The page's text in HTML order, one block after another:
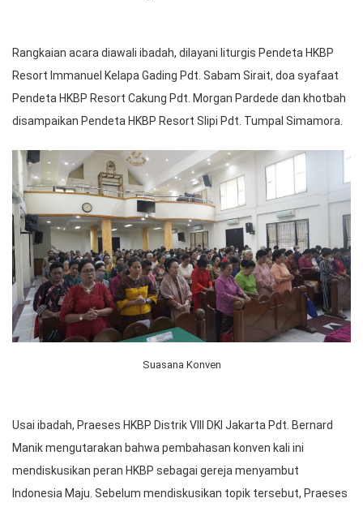
Rangkaian acara diawali ibadah, dilayani liturgis Pendeta HKBP
Resort Immanuel Kelapa Gading Pdt. Sabam Sirait, doa syafaat
Pendeta HKBP Resort Cakung Pdt. Morgan Pardede dan khotbah
disampaikan Pendeta HKBP Resort Slipi Pdt. Tumpal Simamora.
Suasana Konven
Usai ibadah, Praeses HKBP Distrik VIII DKI Jakarta Pdt. Bernard
Manik mengutarakan bahwa pembahasan konven kali ini
mendiskusikan peran HKBP sebagai gereja menyambut
Indonesia Maju. Sebelum mendiskusikan topik tersebut, Praeses